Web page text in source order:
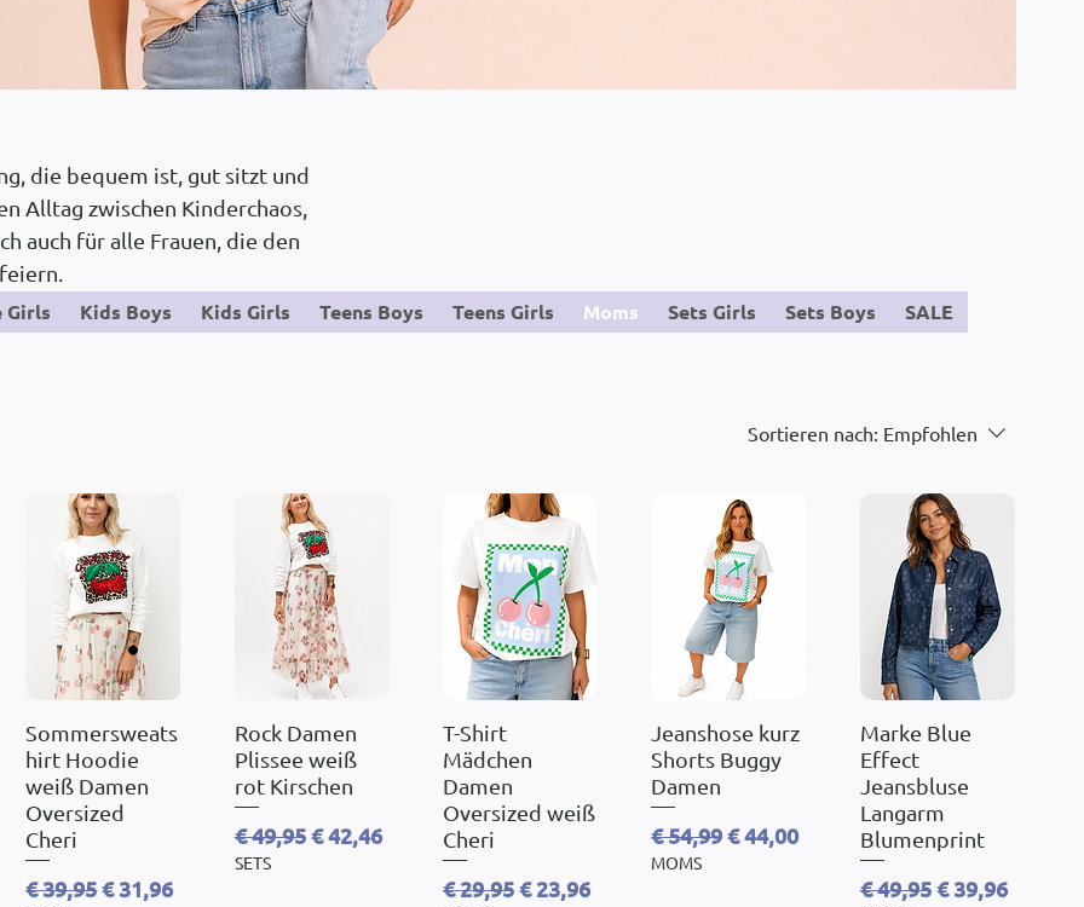
die bequem ist, gut sitzt und
Alltag zwischen Kinderchaos,
auch für alle Frauen, die den
Kids Boys Kids Girls Teens Boys Teens Girls Moms Sets Girls Sets Boys SALE
Sortieren nach: Empfohlen
Schnellansicht
Sommersweats
hirt Hoodie
weiß Damen
Oversized
Cheri
Standardpreis
€ 39,95Sale-Preis
€ 31,96
Schnellansicht
Rock Damen
Plissee weiß
rot Kirschen
Standardpreis
€ 49,95Sale-Preis
€ 42,46
SETS
Schnellansicht
T-Shirt
Mädchen
Damen
Oversized weiß
Cheri
Standardpreis
€ 29,95Sale-Preis
€ 23,96
Schnellansicht
Jeanshose kurz
Shorts Buggy
Damen
Standardpreis
€ 54,99Sale-Preis
€ 44,00
MOMS
Schnellansicht
Marke Blue
Effect
Jeansbluse
Langarm
Blumenprint
Standardpreis
€ 49,95Sale-Preis
€ 39,96